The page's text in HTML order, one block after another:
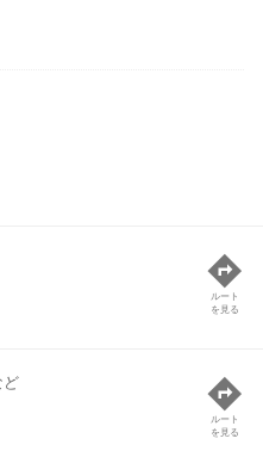
ルート
を見る
ど
ルート
を見る